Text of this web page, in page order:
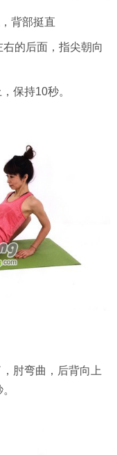
背部挺直
的后面，指尖朝向
保持10秒。
肘弯曲，后背向上